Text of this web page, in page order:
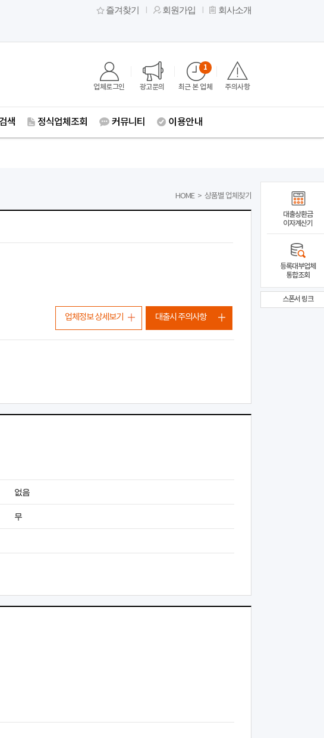
즐겨찾기 회원가입 회사소개
업체로그인 광고문의 최근 본 업체
1
주의사항
색 정식업체조회 커뮤니티 이용안내
HOME > 상품별 업체찾기
업체정보 상세보기 대출시 주의사항
없음
무
대출상환금
이자계산기
등록대부업체
통합조회
스폰서 링크